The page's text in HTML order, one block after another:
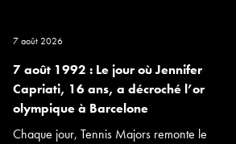
7 août 2026
7 août 1992 : Le jour où Jennifer
Capriati, 16 ans, a décroché l’or
olympique à Barcelone
Chaque jour, Tennis Majors remonte le